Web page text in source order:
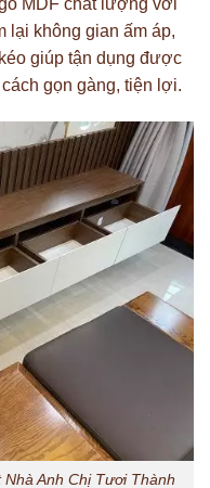
lại không gian ấm áp,
giúp tận dụng được
gọn gàng, tiện lợi.
Anh Chị Tươi Thành